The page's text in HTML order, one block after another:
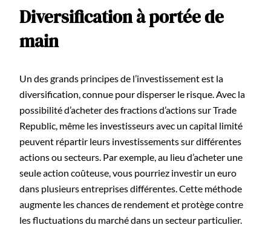
Diversification à portée de
main
Un des grands principes de l’investissement est la
diversification, connue pour disperser le risque. Avec la
possibilité d’acheter des fractions d’actions sur Trade
Republic, même les investisseurs avec un capital limité
peuvent répartir leurs investissements sur différentes
actions ou secteurs. Par exemple, au lieu d’acheter une
seule action coûteuse, vous pourriez investir un euro
dans plusieurs entreprises différentes. Cette méthode
augmente les chances de rendement et protège contre
les fluctuations du marché dans un secteur particulier.